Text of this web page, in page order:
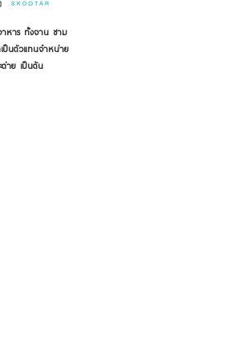
าหาร ทั้งจาน ชาม
เป็นตัวแทนจำหน่าย
าย เป็นต้น